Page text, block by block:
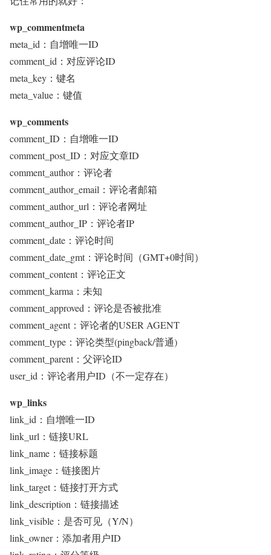
wp_commentmeta
meta_id：自增唯一ID
comment_id：对应评论ID
meta_key：键名
meta_value：键值
wp_comments
comment_ID：自增唯一ID
comment_post_ID：对应文章ID
comment_author：评论者
comment_author_email：评论者邮箱
comment_author_url：评论者网址
comment_author_IP：评论者IP
comment_date：评论时间
comment_date_gmt：评论时间（GMT+0时间）
comment_content：评论正文
comment_karma：未知
comment_approved：评论是否被批准
comment_agent：评论者的USER AGENT
comment_type：评论类型(pingback/普通)
comment_parent：父评论ID
user_id：评论者用户ID（不一定存在）
wp_links
link_id：自增唯一ID
link_url：链接URL
link_name：链接标题
link_image：链接图片
link_target：链接打开方式
link_description：链接描述
link_visible：是否可见（Y/N）
link_owner：添加者用户ID